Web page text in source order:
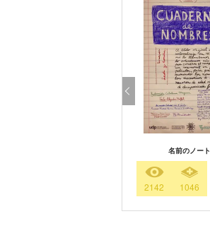
名前のノート
2142 1046